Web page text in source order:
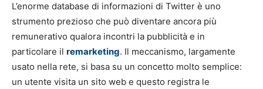
L’enorme database di informazioni di Twitter è uno
strumento prezioso che può diventare ancora più
remunerativo qualora incontri la pubblicità e in
particolare il remarketing. Il meccanismo, largamente
usato nella rete, si basa su un concetto molto semplice:
un utente visita un sito web e questo registra le